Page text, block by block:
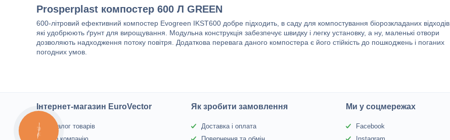
Prosperplast компостер 600 Л GREEN
600-літровий ефективний компостер Evogreen IKST600 добре підходить, в саду для компостування біорозкладаних відходів,
які удобрюють ґрунт для вирощування. Модульна конструкція забезпечує швидку і легку установку, а ну, маленькі отвори
дозволяють надходження потоку повітря. Додаткова перевага даного компостера є його стійкість до пошкоджень і поганих
погодних умов.
Інтернет-магазин EuroVector
Каталог товарів
Як зробити замовлення
Доставка і оплата
Ми у соцмережах
Facebook
КНОПКА
ЗВ'ЯЗКУ